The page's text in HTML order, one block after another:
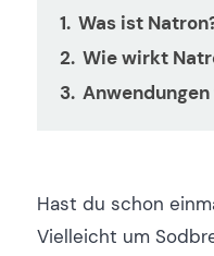
Was ist
Wie wirkt
Hast du schon
Vielleicht um